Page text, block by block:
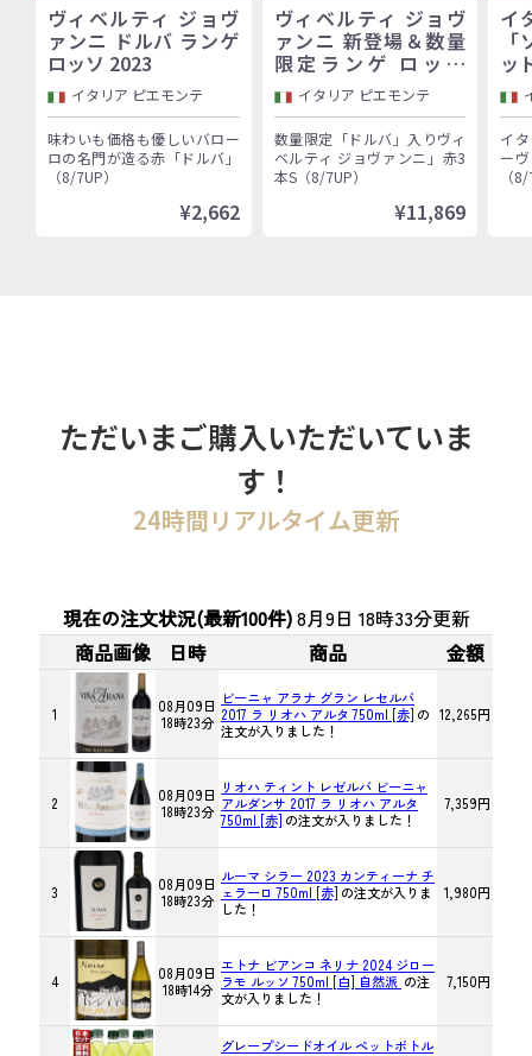
ヴィベルティ ジョヴ
ァンニ ドルバ ランゲ
ロッソ 2023
イタリア ピエモンテ
味わいも価格も優しいバロー
ロの名門が造る赤「ドルバ」
（8/7UP）
¥2,662
ヴィベルティ ジョヴ
ァンニ 新登場＆数量
限定ランゲ ロッソ
「ドルバ」入り！バロ
ーロ村で100年以上続
く歴史的生産者「ヴィ
ベルティ ジョヴァン
ニ」赤3本セット
イタリア ピエモンテ
数量限定「ドルバ」入りヴィ
ベルティ ジョヴァンニ」赤3
本S（8/7UP）
¥11,869
イ
ッ
イ
ー
（
ただいまご購入いただいていま
す！
24時間リアルタイム更新